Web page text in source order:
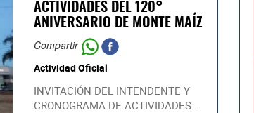
ACTIVIDADES DEL 120°
ANIVERSARIO DE MONTE MAÍZ
Compartir
Actividad Oficial
INVITACIÓN DEL INTENDENTE Y
CRONOGRAMA DE ACTIVIDADES...